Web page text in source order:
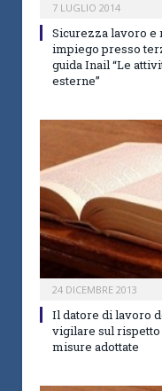
7 LUGLIO 2014
Sicurezza lavoro e
impiego presso
guida Inail “Le
esterne”
24 DICEMBRE 2013
Il datore di lavoro
vigilare sul
misure adottate